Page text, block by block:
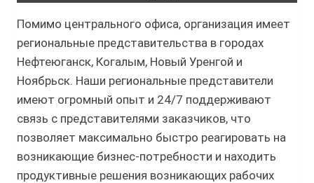
Помимо центрального офиса, организация имеет
региональные представительства в городах
Нефтеюганск, Когалым, Новый Уренгой и
Ноябрьск. Наши региональные представители
имеют огромный опыт и 24/7 поддерживают
связь с представителями заказчиков, что
позволяет максимально быстро реагировать на
возникающие бизнес-потребности и находить
продуктивные решения возникающих рабочих